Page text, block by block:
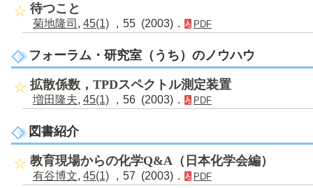
待つこと
菊地隆司 , 45(1) ，55 (2003)． PDF
フォーラム・研究室（うち）のノウハウ
拡散係数，TPDスペクトル測定装置
増田隆夫, 45(1) ，56 (2003)． PDF
図書紹介
教育現場からの化学Q&A（日本化学会編）
有谷博文, 45(1) ，57 (2003)． PDF